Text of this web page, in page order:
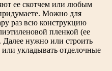
ее скотчем или любым
Можно для
раз всю конструкцию
пленкой (ее
Далее нужно или строить
укладывать отделочные